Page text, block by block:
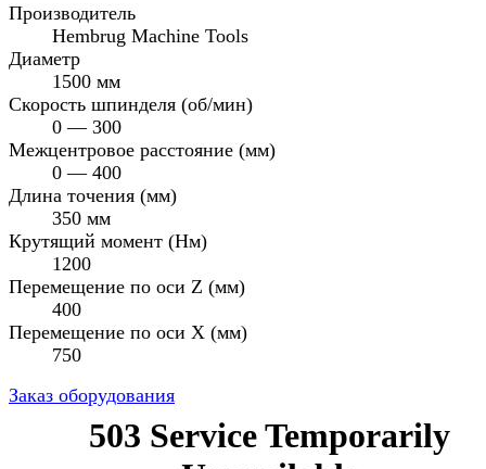
Производитель
Hembrug Machine Tools
Диаметр
1500 мм
Скорость шпинделя (об/мин)
0 — 300
Межцентровое расстояние (мм)
0 — 400
Длина точения (мм)
350 мм
Крутящий момент (Нм)
1200
Перемещение по оси Z (мм)
400
Перемещение по оси X (мм)
750
Заказ оборудования